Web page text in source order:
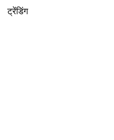
ट्रेंडिंग